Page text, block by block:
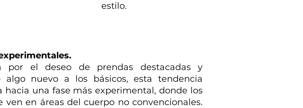
estilo.
por el deseo de prendas destacadas y
algo nuevo a los básicos, esta tendencia
hacia una fase más experimental, donde los
ven en áreas del cuerpo no convencionales.